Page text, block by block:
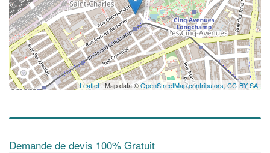
Leaflet| Map data ©OpenStreetMap contributors, CC-BY-SA
Demande de devis 100% Gratuit